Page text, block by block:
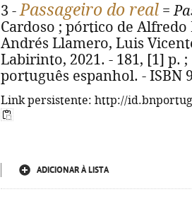
3 -Passageiro do real =
Cardoso ; pórtico de
Andrés Llamero, Luis
Labirinto, 2021. - 181, [1] p.
português espanhol. - ISBN
Link persistente: http://
ADICIONAR À LISTA